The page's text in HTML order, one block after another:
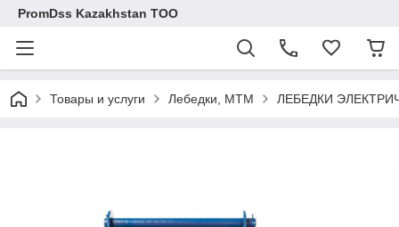
PromDss Kazakhstan TOO
Товары и услуги Лебедки, МТМ ЛЕБЕДКИ